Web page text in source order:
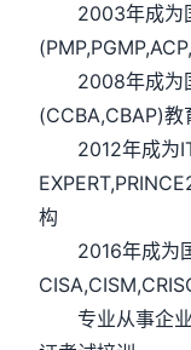
2003年成为国
2008年成为国
(CCBA,CBAP)教
2012年成为IT
构
2016年成为国
专业从事企业